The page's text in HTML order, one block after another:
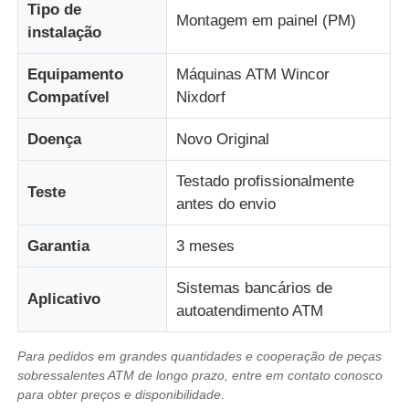
Peças ATM NCR
Peças ATM Wincor
Partes de caixas eletrónicos Hyosung
Partes de caixas eletrônicos Fujitsu
Peças de caixas eletrônicos Hitachi
Peças de GRG ATM
Tipo de
instalação
Montagem em painel (PM)
Equipamento
Compatível
Máquinas ATM Wincor
Nixdorf
Doença Novo Original
Teste
Testado profissionalmente
antes do envio
Garantia 3 meses
Aplicativo
Sistemas bancários de
autoatendimento ATM
Para pedidos em grandes quantidades e cooperação de peças
sobressalentes ATM de longo prazo, entre em contato conosco
para obter preços e disponibilidade.